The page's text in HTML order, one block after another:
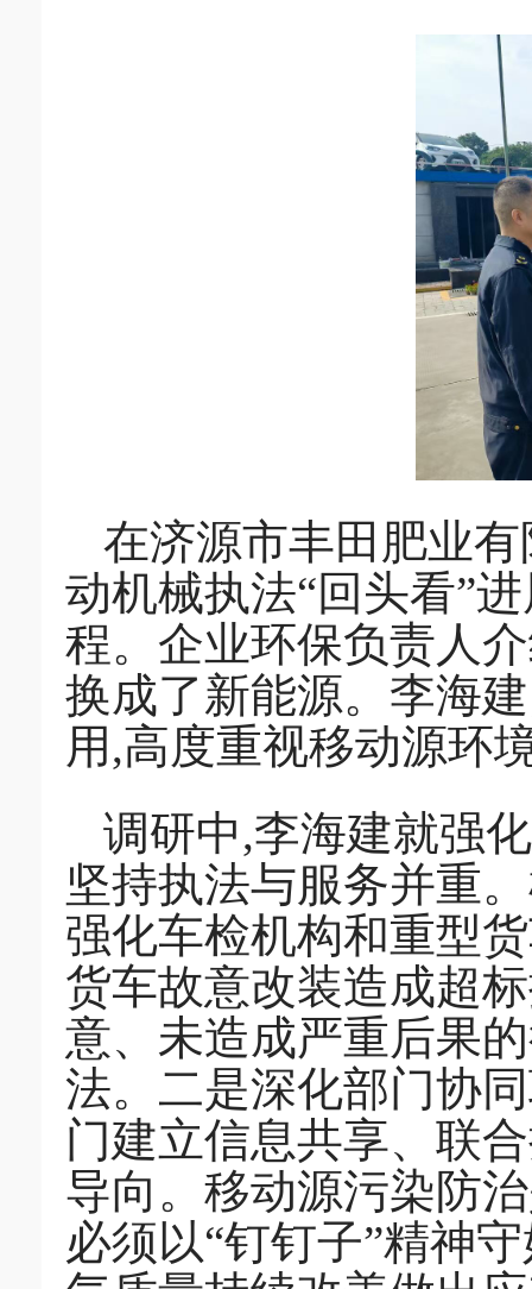
在济源市丰田肥业
动机械执法“回头看”
程。企业环保负责人
换成了新能源。李海
用,高度重视移动源环
调研中,李海建就强
坚持执法与服务并重
强化车检机构和重型
货车故意改装造成超
意、未造成严重后果
法。二是深化部门协
门建立信息共享、联
导向。移动源污染防
必须以“钉钉子”精神